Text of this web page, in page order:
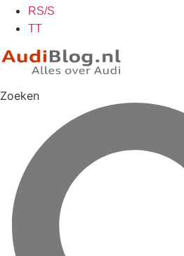
RS/S
TT
Zoeken